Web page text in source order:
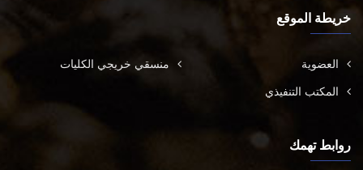
خريطة الموقع
العضوية منسقي خريجي الكليات
المكتب التنفيذي
روابط تهمك